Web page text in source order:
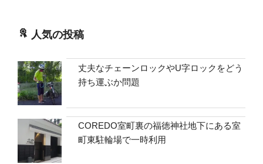
人気の投稿
丈夫なチェーンロックやU字ロックをどう
持ち運ぶか問題
COREDO室町裏の福徳神社地下にある室
町東駐輪場で一時利用